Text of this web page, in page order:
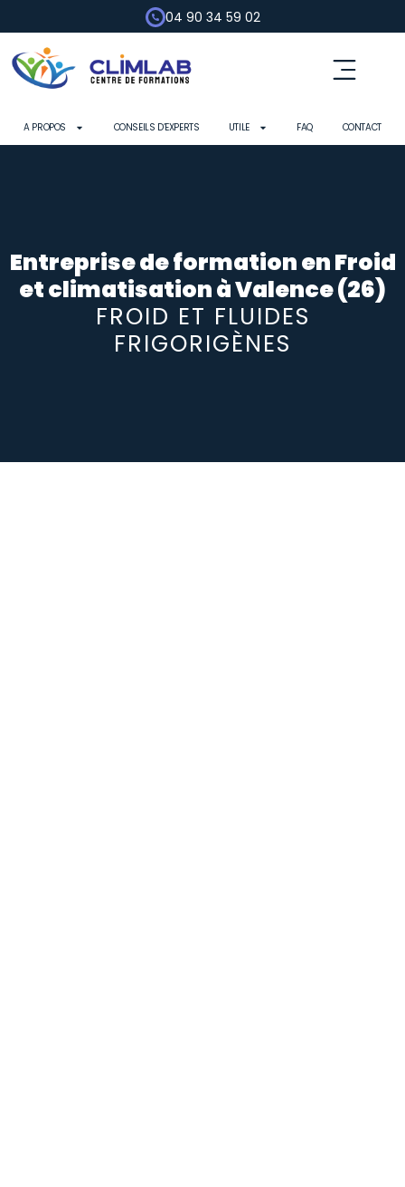
04 90 34 59 02
A PROPOS CONSEILS D’EXPERTS UTILE FAQ CONTACT
Entreprise de formation en Froid
et climatisation à Valence (26)
FROID ET FLUIDES
FRIGORIGÈNES